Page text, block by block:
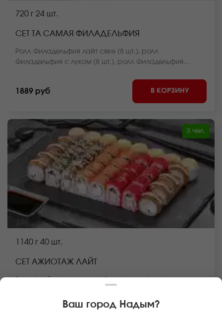
720 г 24 шт.
СЕТ ТА САМАЯ ФИЛАДЕЛЬФИЯ
Ролл Филадельфия лайт сяке (8 шт.), ролл
Филадельфия с луком (8 шт.), ролл Филадельфия
1889 руб В КОРЗИНУ
3 чел.
1140 г 40 шт.
СЕТ АЖИОТАЖ ЛАЙТ
Филадельфия лайт сяке (8 шт.), ролл Калифорния
классика (8 шт.) *Внешний вид блюда может
Ваш город Надым?